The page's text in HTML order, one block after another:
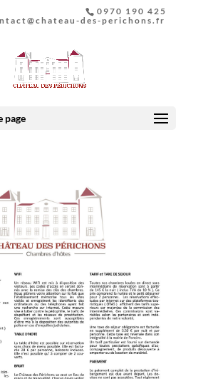
0970 190 425
des-perichons.fr
page